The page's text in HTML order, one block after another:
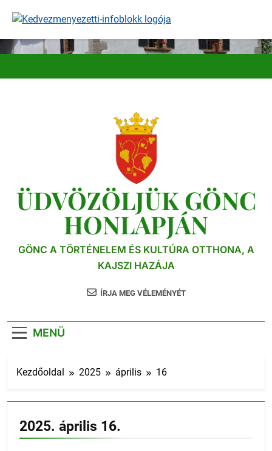
ÜDVÖZÖLJÜK GÖNC
HONLAPJÁN
GÖNC A TÖRTÉNELEM ÉS KULTÚRA OTTHONA, A
KAJSZI HAZÁJA
ÍRJA MEG VÉLEMÉNYÉT
MENÜ
Kezdőoldal 2025 április 16
2025. április 16.